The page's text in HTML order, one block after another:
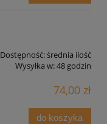
Dostępność:średnia ilość
Wysyłka w:48 godzin
74,00 zł
do koszyka